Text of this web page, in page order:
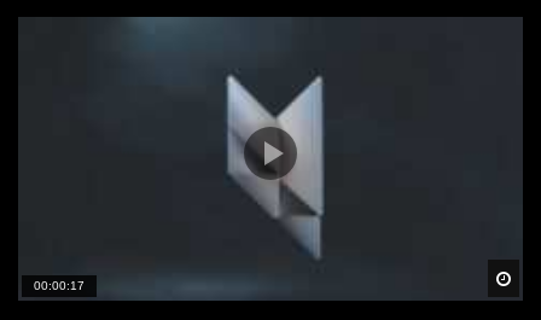
00:00:17